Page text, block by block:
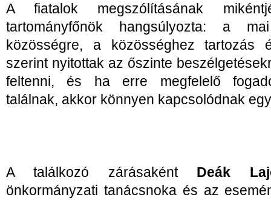
A fiatalok megszólításának
tartományfőnök hangsúlyozta: a
közösségre, a közösséghez tartozás
szerint nyitottak az őszinte
feltenni, és ha erre megfelelő
találnak, akkor könnyen kapcsolódnak
A találkozó zárásaként Deák
önkormányzati tanácsnoka és az